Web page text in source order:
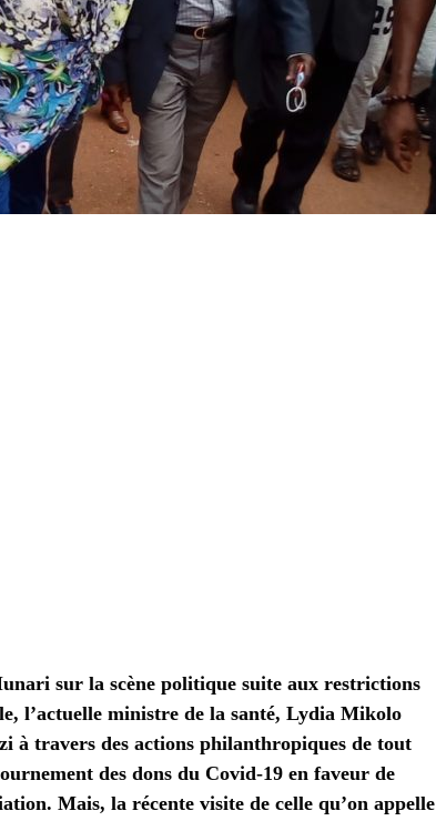
sur la scène politique suite aux restrictions
l’actuelle ministre de la santé, Lydia Mikolo
à travers des actions philanthropiques de tout
des dons du Covid-19 en faveur de
Mais, la récente visite de celle qu’on appelle